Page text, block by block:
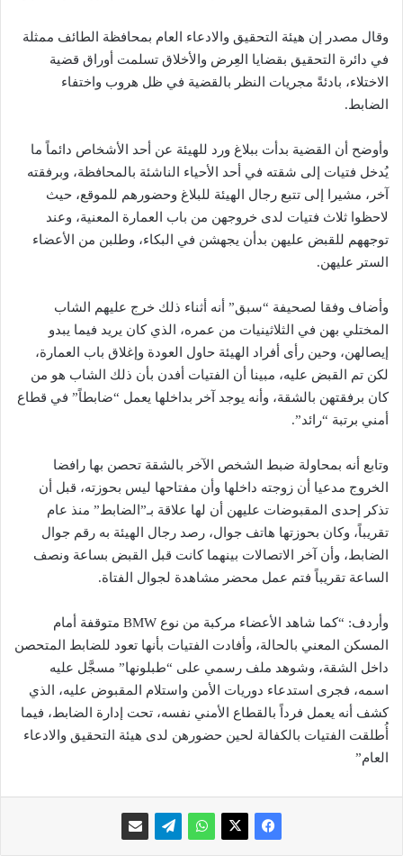
وقال مصدر إن هيئة التحقيق والادعاء العام بمحافظة الطائف ممثلة
في دائرة التحقيق بقضايا العِرض والأخلاق تسلمت أوراق قضية
الاختلاء، بادئةً مجريات النظر بالقضية في ظل هروب واختفاء
الضابط.
وأوضح أن القضية بدأت ببلاغ ورد للهيئة عن أحد الأشخاص دائماً ما
يُدخل فتيات إلى شقته في أحد الأحياء الناشئة بالمحافظة، وبرفقته
آخر، مشيرا إلى تتبع رجال الهيئة للبلاغ وحضورهم للموقع، حيث
لاحظوا ثلاث فتيات لدى خروجهن من باب العمارة المعنية، وعند
توجههم للقبض عليهن بدأن يجهشن في البكاء، وطلبن من الأعضاء
الستر عليهن.
وأضاف وفقا لصحيفة “سبق” أنه أثناء ذلك خرج عليهم الشاب
المختلي بهن في الثلاثينيات من عمره، الذي كان يريد فيما يبدو
إيصالهن، وحين رأى أفراد الهيئة حاول العودة وإغلاق باب العمارة،
لكن تم القبض عليه، مبينا أن الفتيات أفدن بأن ذلك الشاب هو من
كان برفقتهن بالشقة، وأنه يوجد آخر بداخلها يعمل “ضابطاً” في قطاع
أمني برتبة “رائد”.
وتابع أنه بمحاولة ضبط الشخص الآخر بالشقة تحصن بها رافضا
الخروج مدعيا أن زوجته داخلها وأن مفتاحها ليس بحوزته، قبل أن
تذكر إحدى المقبوضات عليهن أن لها علاقة بـ”الضابط” منذ عام
تقريباً، وكان بحوزتها هاتف جوال، رصد رجال الهيئة به رقم جوال
الضابط، وأن آخر الاتصالات بينهما كانت قبل القبض بساعة ونصف
الساعة تقريباً فتم عمل محضر مشاهدة لجوال الفتاة.
وأردف: “كما شاهد الأعضاء مركبة من نوع BMW متوقفة أمام
المسكن المعني بالحالة، وأفادت الفتيات بأنها تعود للضابط المتحصن
داخل الشقة، وشوهد ملف رسمي على “طبلونها” مسجَّل عليه
اسمه، فجرى استدعاء دوريات الأمن واستلام المقبوض عليه، الذي
كشف أنه يعمل فرداً بالقطاع الأمني نفسه، تحت إدارة الضابط، فيما
أُطلقت الفتيات بالكفالة لحين حضورهن لدى هيئة التحقيق والادعاء
العام”